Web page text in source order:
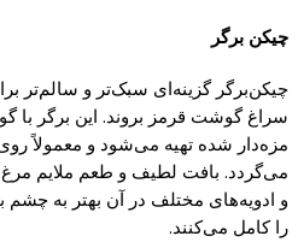
چیکن برگر
چیکن‌برگر گزینه‌ای سبک‌تر و سالم‌تر
سراغگوشت قرمز بروند. این برگر با
مزه‌دار شده تهیه می‌شود و معمولاً
می‌گردد. بافت لطیف و طعم ملایم
و ادویه‌های مختلف در آن بهتر به چشم
راکامل می‌کنند.